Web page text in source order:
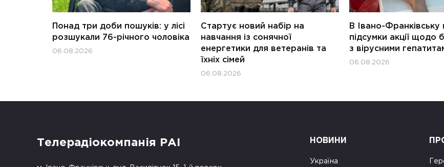
Понад три доби пошуків: у лісі
розшукали 76-річного чоловіка
06.08.2026
Стартує новий набір на
навчання із сонячної
енергетики для ветеранів та
їхніх сімей
06.08.2026
В Івано-Франківську
підсумки акції щодо
з вірусними
06.08.2026
Телерадіокомпанія РАІ НОВИНИ
Україна